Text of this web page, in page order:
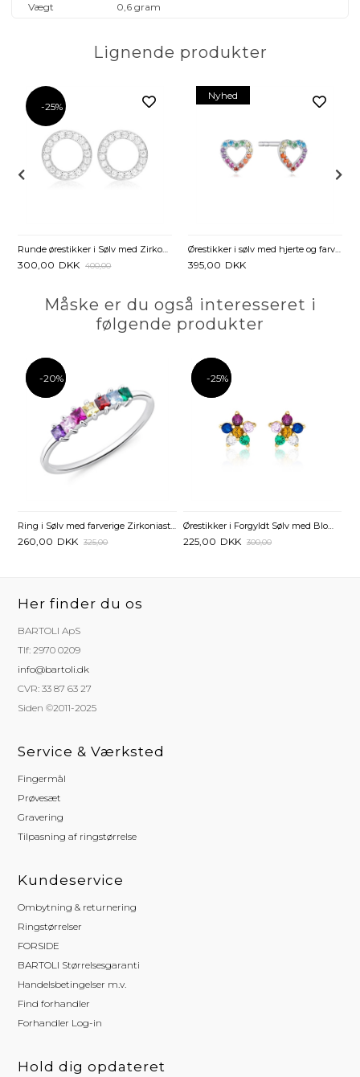
Vægt
0,6 gram
Lignende produkter
-25%
Runde ørestikker i Sølv med Zirkonia
300,00 DKK 400,00
Nyhed
Ørestikker i sølv med hjerte og farverige zirkonia
395,00 DKK
Måske er du også interesseret i
følgende produkter
-20%
-20%
260,00 DKK 325,00
-25%
-25%
225,00 DKK 300,00
Her finder du os
BARTOLI ApS
Tlf: 2970 0209
info@bartoli.dk
CVR: 33 87 63 27
Siden ©2011-2025
Service & Værksted
Fingermål
Prøvesæt
Gravering
Tilpasning af ringstørrelse
Kundeservice
Ombytning & returnering
Ringstørrelser
FORSIDE
BARTOLI Størrelsesgaranti
Handelsbetingelser m.v.
Find forhandler
Forhandler Log-in
Hold dig opdateret